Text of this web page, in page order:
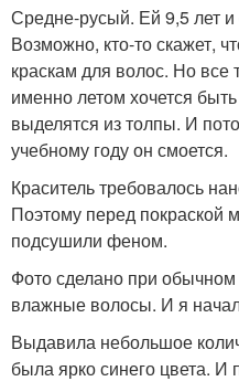
Средне-русый. Ей 9,5 лет и
Возможно, кто-то скажет,
краскам для волос. Но все
именно летом хочется
выделятся из толпы. И
учебному году он смоется.
Краситель требовалось
Поэтому перед
подсушили феном.
Фото сделано при
влажные волосы. И я
Выдавила небольшое
была ярко синего цвета. И